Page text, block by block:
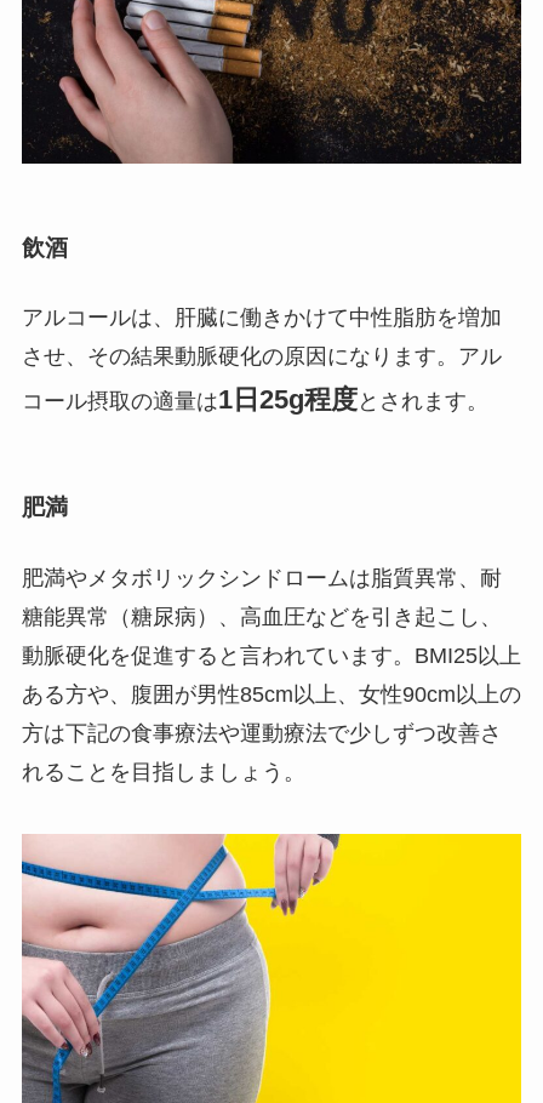
飲酒
アルコールは、肝臓に働きかけて中性脂肪を増加
させ、その結果動脈硬化の原因になります。アル
コール摂取の適量は1日25g程度とされます。
肥満
肥満やメタボリックシンドロームは脂質異常、耐
糖能異常（糖尿病）、高血圧などを引き起こし、
動脈硬化を促進すると言われています。BMI25以上
ある方や、腹囲が男性85cm以上、女性90cm以上の
方は下記の食事療法や運動療法で少しずつ改善さ
れることを目指しましょう。